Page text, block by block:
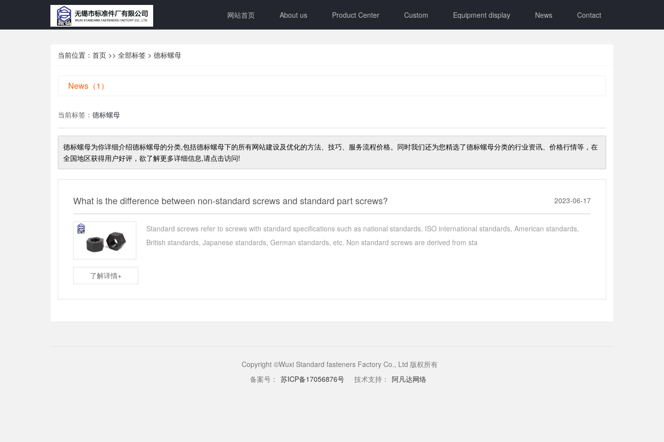
网站首页 About us Product Center Custom Equipment display News Contact
当前位置： 首页 >> 全部标签 > 德标螺母
News（1）
当前标签： 德标螺母
德标螺母为你详细介绍德标螺母的分类,包括德标螺母下的所有网站建设及优化的方法、技巧、服务流程价格。同时我们还为您精选了德标螺母分类的行业资讯、价格行情等，在
全国地区获得用户好评，欲了解更多详细信息,请点击访问!
What is the difference between non-standard screws and standard part screws? 2023-06-17
Standard screws refer to screws with standard specifications such as national standards, ISO international standards, American standards,
British standards, Japanese standards, German standards, etc. Non standard screws are derived from sta
了解详情+
Copyright ©Wuxi Standard fasteners Factory Co., Ltd 版权所有
备案号： 苏ICP备17056876号 技术支持： 阿凡达网络